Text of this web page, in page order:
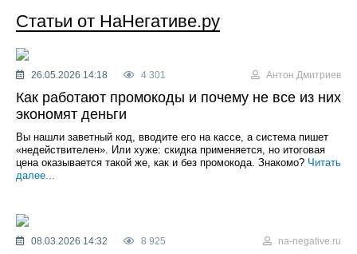
Статьи от НаНегативе.ру
26.05.2026 14:18 4 301 Антон Дмитриев
Как работают промокоды и почему не все из них
экономят деньги
Вы нашли заветный код, вводите его на кассе, а система пишет
«недействителен». Или хуже: скидка применяется, но итоговая
цена оказывается такой же, как и без промокода. Знакомо? Читать
далее...
08.03.2026 14:32 8 925 na-negative.ru